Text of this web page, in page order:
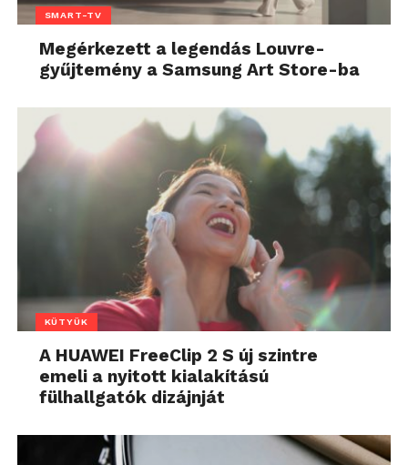
SMART-TV
Megérkezett a legendás Louvre-
gyűjtemény a Samsung Art Store-ba
KÜTYÜK
A HUAWEI FreeClip 2 S új szintre
emeli a nyitott kialakítású
fülhallgatók dizájnját